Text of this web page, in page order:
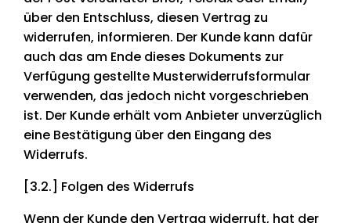
über den Entschluss, diesen Vertrag zu
widerrufen, informieren. Der Kunde kann dafür
auch das am Ende dieses Dokuments zur
Verfügung gestellte Musterwiderrufsformular
verwenden, das jedoch nicht vorgeschrieben
ist. Der Kunde erhält vom Anbieter unverzüglich
eine Bestätigung über den Eingang des
Widerrufs.
[3.2.] Folgen des Widerrufs
Wenn der Kunde den Vertrag widerruft, hat der